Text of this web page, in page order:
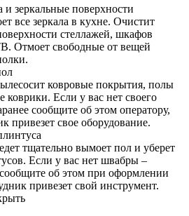
и зеркальные поверхности
все зеркала в кухне. Очистит
стеллажей, шкафов
Отмоет свободные от вещей
ковровые покрытия, полы
коврики. Если у вас нет своего
сообщите об этом оператору,
привезет свое оборудование.
тщательно вымоет пол и уберет
Если у вас нет швабры –
об этом при оформлении
привезет свой инструмент.